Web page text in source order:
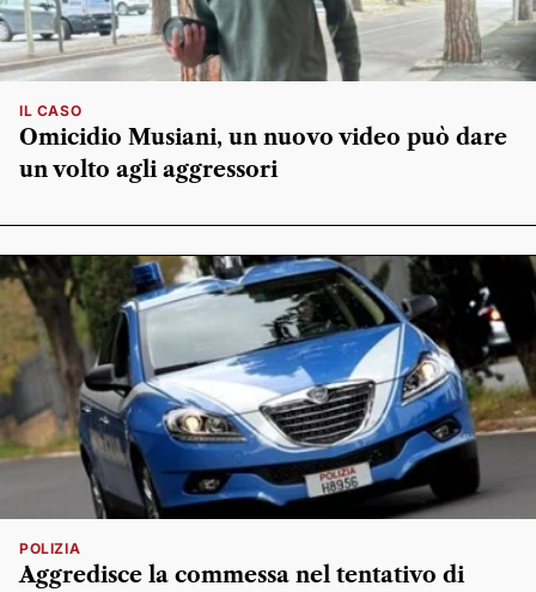
IL CASO
Omicidio Musiani, un nuovo video può dare
un volto agli aggressori
POLIZIA
Aggredisce la commessa nel tentativo di